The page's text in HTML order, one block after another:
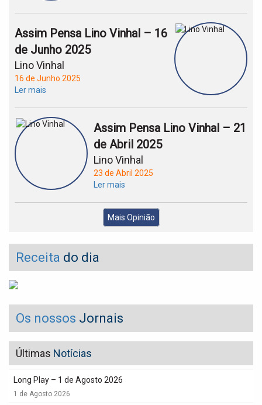
Assim Pensa Lino Vinhal – 16
de Junho 2025
Lino Vinhal
16 de Junho 2025
Ler mais
Assim Pensa Lino Vinhal – 21
de Abril 2025
Lino Vinhal
23 de Abril 2025
Ler mais
Mais Opinião
Receita do dia
Os nossos Jornais
Últimas Notícias
Long Play – 1 de Agosto 2026
1 de Agosto 2026